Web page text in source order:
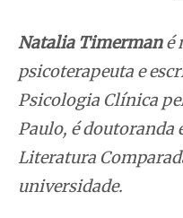
Natalia Timermané
psicoterapeuta e
Psicologia Clínica
Paulo, é doutoranda
Literatura
universidade.